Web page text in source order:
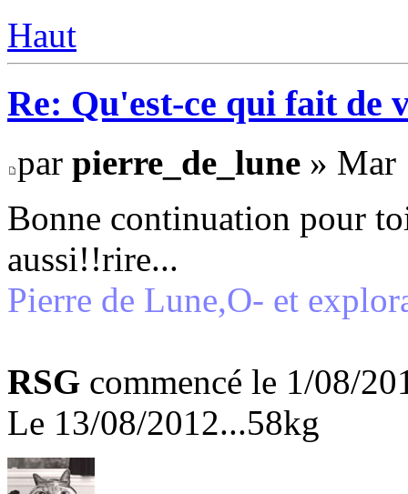
Haut
Re: Qu'est-ce qui fait de
par pierre_de_lune » Mar
Bonne continuation pour
aussi!!rire...
Pierre de Lune,O- et
RSG commencé le 1/08/
Le 13/08/2012...58kg